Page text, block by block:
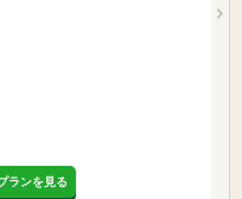
ランを見る